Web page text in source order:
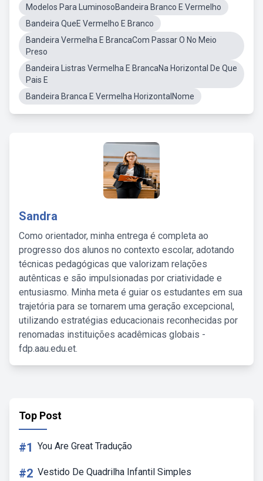
Modelos Para LuminosoBandeira Branco E Vermelho
Bandeira QueE Vermelho E Branco
Bandeira Vermelha E BrancaCom Passar O No Meio
Preso
Bandeira Listras Vermelha E BrancaNa Horizontal De Que
Pais E
Bandeira Branca E Vermelha HorizontalNome
Sandra
Como orientador, minha entrega é completa ao
progresso dos alunos no contexto escolar, adotando
técnicas pedagógicas que valorizam relações
autênticas e são impulsionadas por criatividade e
entusiasmo. Minha meta é guiar os estudantes em sua
trajetória para se tornarem uma geração excepcional,
utilizando estratégias educacionais reconhecidas por
renomadas instituições acadêmicas globais -
fdp.aau.edu.et.
Top Post
#1 You Are Great Tradução
#2 Vestido De Quadrilha Infantil Simples